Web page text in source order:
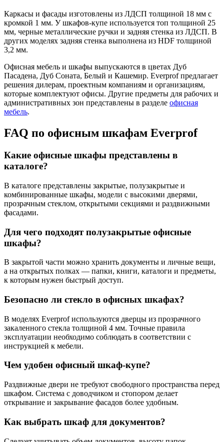
Каркасы и фасады изготовлены из ЛДСП толщиной 18 мм с
кромкой 1 мм. У шкафов-купе используется топ толщиной 25
мм, черные металлические ручки и задняя стенка из ЛДСП. В
других моделях задняя стенка выполнена из HDF толщиной
3,2 мм.
Офисная мебель и шкафы выпускаются в цветах Дуб
Пасадена, Дуб Соната, Белый и Кашемир. Everprof предлагает
решения дилерам, проектным компаниям и организациям,
которые комплектуют офисы. Другие предметы для рабочих и
административных зон представлены в разделе офисная
мебель.
FAQ по офисным шкафам Everprof
Какие офисные шкафы представлены в
каталоге?
В каталоге представлены закрытые, полузакрытые и
комбинированные шкафы, модели с высокими дверями,
прозрачным стеклом, открытыми секциями и раздвижными
фасадами.
Для чего подходят полузакрытые офисные
шкафы?
В закрытой части можно хранить документы и личные вещи,
а на открытых полках — папки, книги, каталоги и предметы,
к которым нужен быстрый доступ.
Безопасно ли стекло в офисных шкафах?
В моделях Everprof используются дверцы из прозрачного
закаленного стекла толщиной 4 мм. Точные правила
эксплуатации необходимо соблюдать в соответствии с
инструкцией к мебели.
Чем удобен офисный шкаф-купе?
Раздвижные двери не требуют свободного пространства перед
шкафом. Система с доводчиком и стопором делает
открывание и закрывание фасадов более удобным.
Как выбрать шкаф для документов?